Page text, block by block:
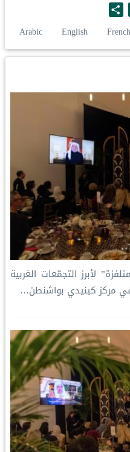
L
i
n
k
I
n
h
a
r
Arabic English French
لأبرز التجمّعات الغربية
مركز كينيدي بواشنطن…